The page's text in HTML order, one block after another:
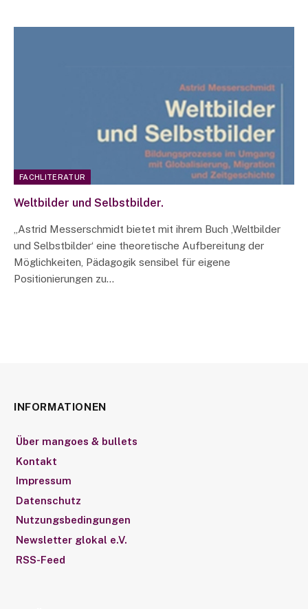
FACHLITERATUR
Weltbilder und Selbstbilder.
„Astrid Messerschmidt bietet mit ihrem Buch ‚Weltbilder
und Selbstbilder‘ eine theoretische Aufbereitung der
Möglichkeiten, Pädagogik sensibel für eigene
Positionierungen zu…
INFORMATIONEN
Über mangoes & bullets
Kontakt
Impressum
Datenschutz
Nutzungsbedingungen
Newsletter glokal e.V.
RSS-Feed